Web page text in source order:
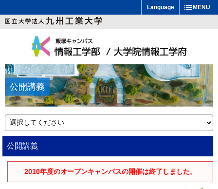
MENU
Language
公開講義
公開講義
2010年度のオープンキャンパスの開催は終了しました。